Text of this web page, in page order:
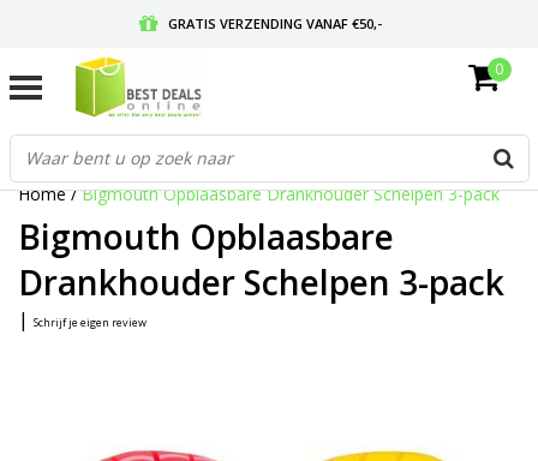
GRATIS VERZENDING VANAF €50,-
GRATIS RETOURNEREN EN 30 DAGEN BEDENKTIJD
0
Home/Bigmouth Opblaasbare Drankhouder Schelpen 3-pack
Bigmouth Opblaasbare
Drankhouder Schelpen 3-pack
| Schrijf je eigen review